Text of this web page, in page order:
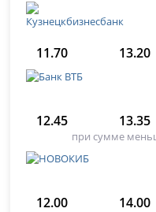
11.70 13.20
12.45 13.35
при сумме
12.00 14.00